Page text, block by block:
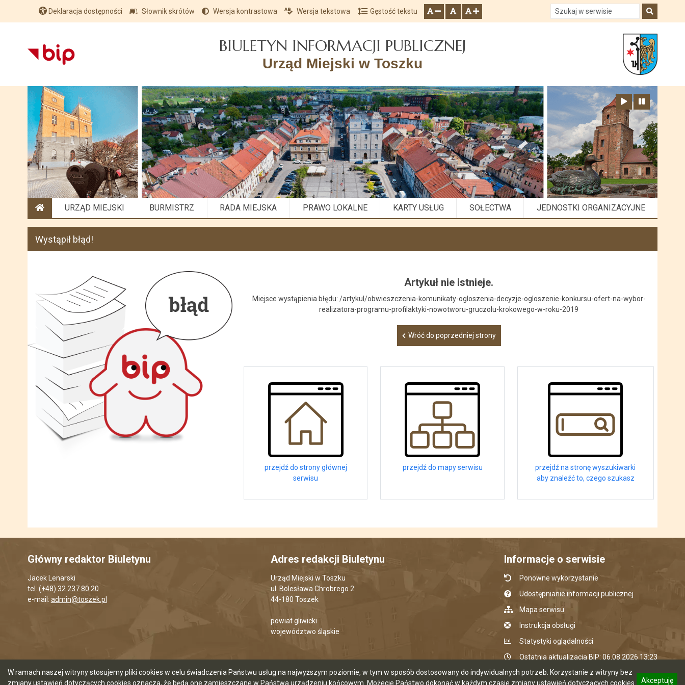
W ramach naszej witryny stosujemy pliki cookies w celu świadczenia Państwu usług na najwyższym poziomie, w tym w sposób dostosowany do indywidualnych potrzeb. Korzystanie z witryny bez
zmiany ustawień dotyczących cookies oznacza, że będą one zamieszczane w Państwa urządzeniu końcowym. Możecie Państwo dokonać w każdym czasie zmiany ustawień dotyczących cookies.
Akceptuję
Przejdź do głównego menu
Przejdź do treści
Przejdź do mapy serwisu
Deklaracja dostępności Słownik skrótów Wersja kontrastowa Wersja tekstowa Gęstość tekstu
BIULETYN INFORMACJI PUBLICZNEJ
Urząd Miejski w Toszku
URZĄD MIEJSKI BURMISTRZ RADA MIEJSKA PRAWO LOKALNE KARTY USŁUG SOŁECTWA JEDNOSTKI ORGANIZACYJNE
Wystąpił błąd!
Artykuł nie istnieje.
Miejsce wystąpienia błędu: /artykul/obwieszczenia-komunikaty-ogloszenia-decyzje-ogloszenie-konkursu-ofert-na-wybor-
realizatora-programu-profilaktyki-nowotworu-gruczolu-krokowego-w-roku-2019
Wróć do poprzedniej strony
przejdź do strony głównej
serwisu
przejdź do mapy serwisu
przejdź na stronę wyszukiwarki
aby znaleźć to, czego szukasz
Główny redaktor Biuletynu
Jacek Lenarski
tel. (+48) 32 237 80 20
e-mail: admin@toszek.pl
Adres redakcji Biuletynu
Urząd Miejski w Toszku
ul. Bolesława Chrobrego 2
44-180 Toszek
powiat gliwicki
województwo śląskie
Informacje o serwisie
Ponowne wykorzystanie
Udostępnianie informacji publicznej
Mapa serwisu
Instrukcja obsługi
Statystyki oglądalności
Ostatnia aktualizacja BIP: 06.08.2026 13:23